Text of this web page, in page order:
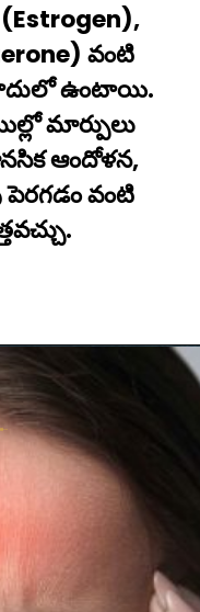
వంటి
ఉంటాయి.
మార్పులు
ఆందోళన,
పెరగడం వంటి